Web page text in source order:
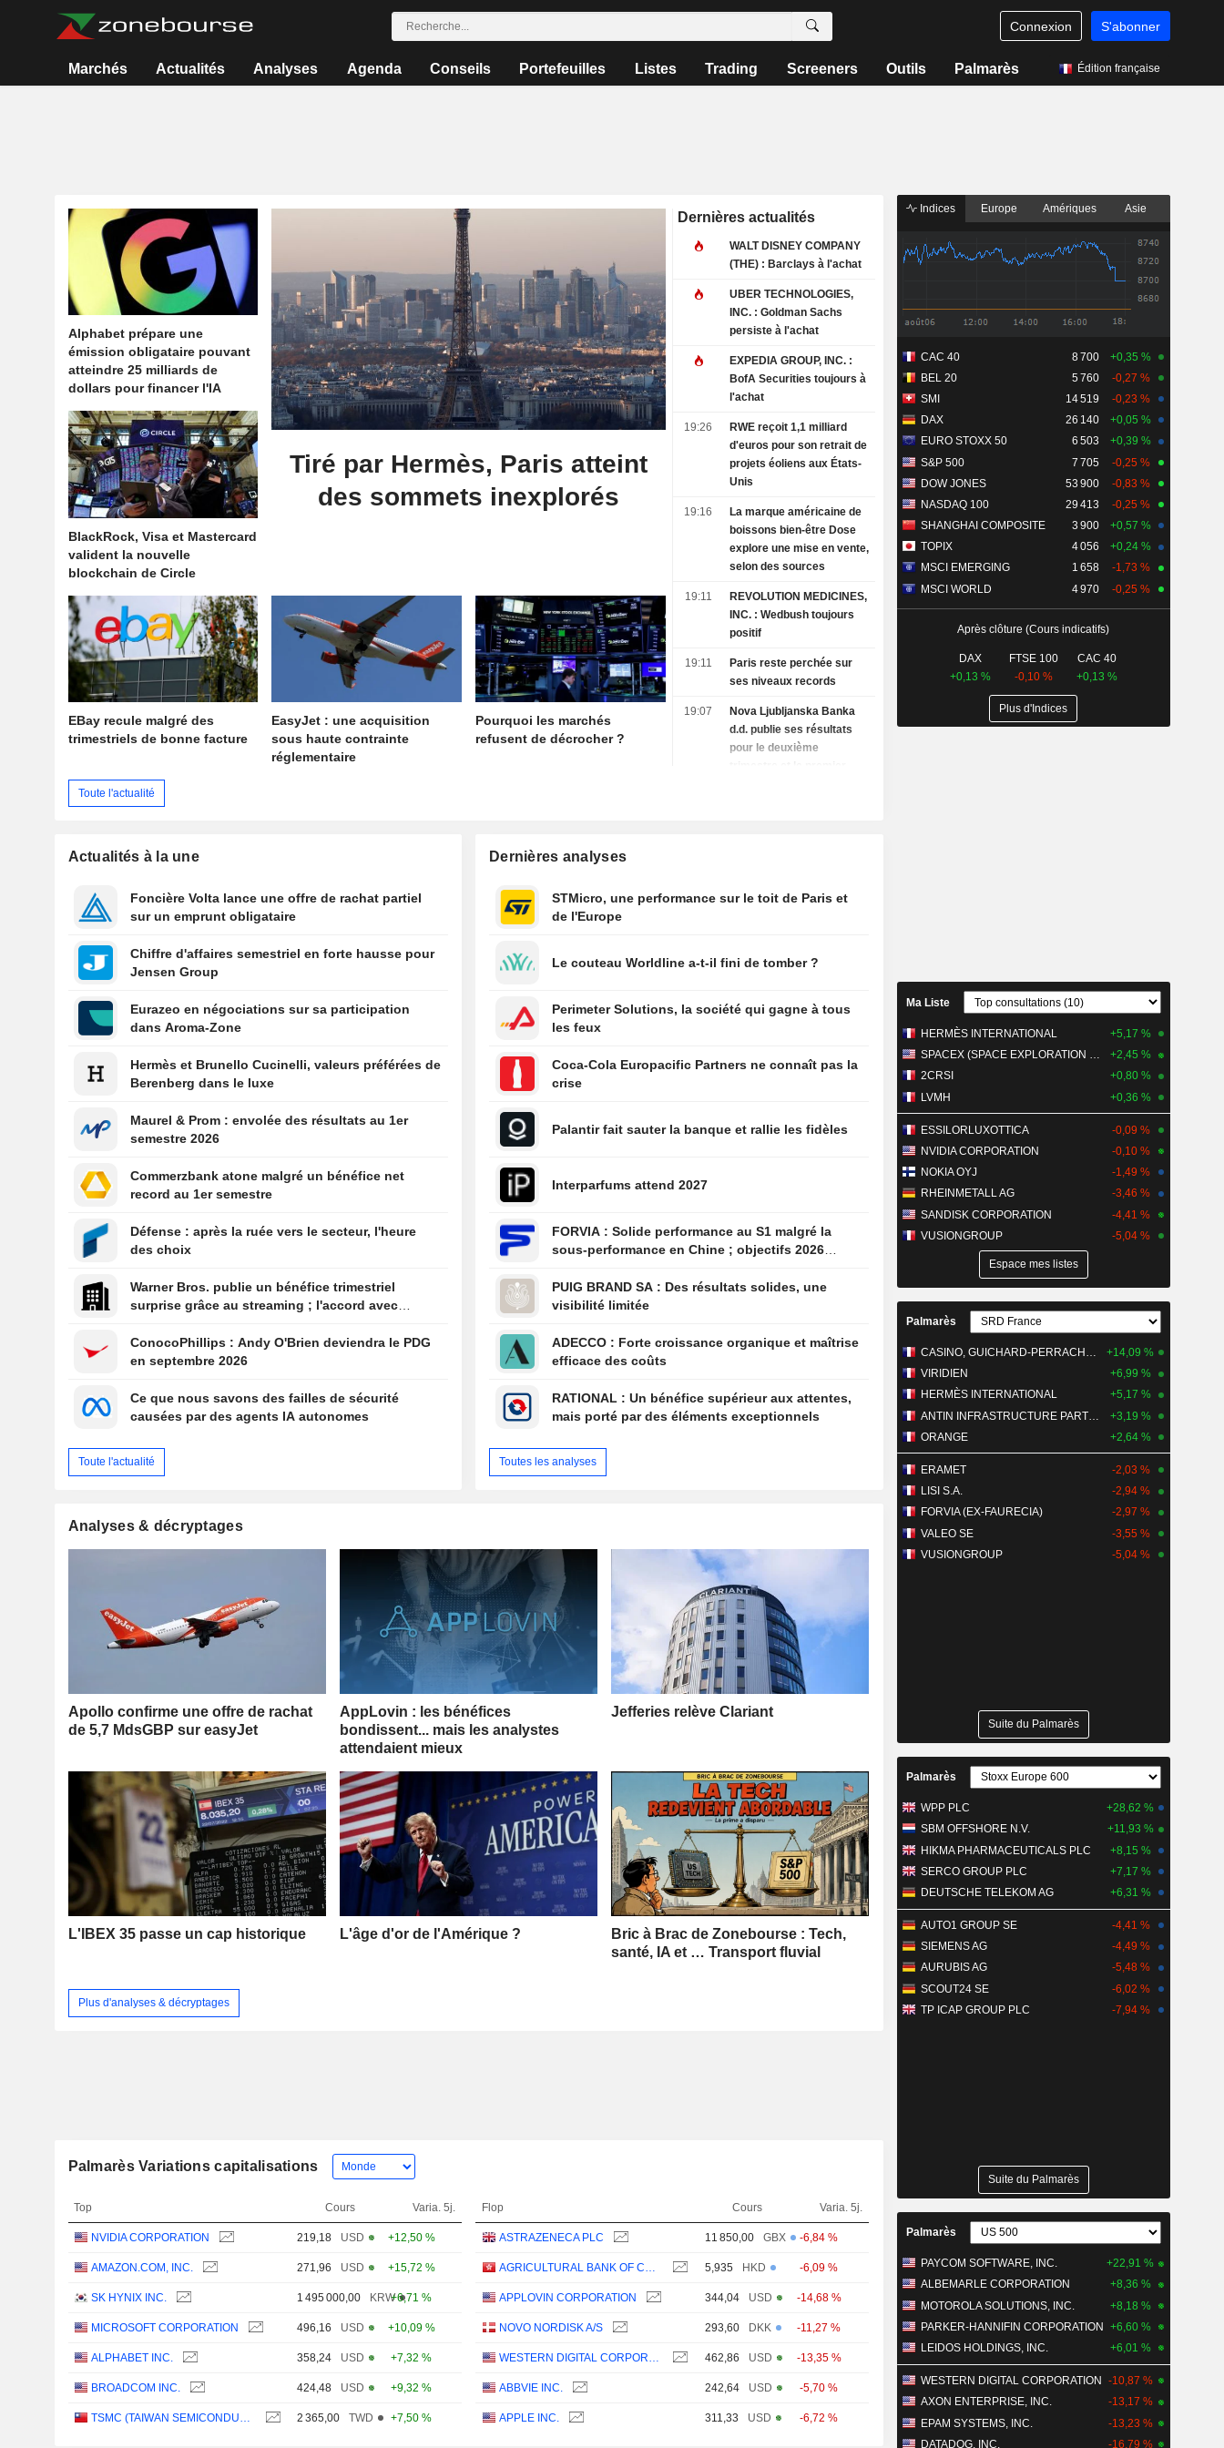
Connexion S'abonner
Marchés Actualités Analyses Agenda Conseils Portefeuilles Listes Trading Screeners Outils Palmarès Édition française
Alphabet prépare une
émission obligataire pouvant
atteindre 25 milliards de
dollars pour financer l'IA
BlackRock, Visa et Mastercard
valident la nouvelle
blockchain de Circle
Tiré par Hermès, Paris atteint
des sommets inexplorés
EBay recule malgré des
trimestriels de bonne facture
EasyJet : une acquisition
sous haute contrainte
réglementaire
Pourquoi les marchés
refusent de décrocher ?
Dernières actualités
WALT DISNEY COMPANY
(THE) : Barclays à l'achat
UBER TECHNOLOGIES,
INC. : Goldman Sachs
persiste à l'achat
EXPEDIA GROUP, INC. :
BofA Securities toujours à
l'achat
19:26
RWE reçoit 1,1 milliard
d'euros pour son retrait de
projets éoliens aux États-
Unis
19:16
La marque américaine de
boissons bien-être Dose
explore une mise en vente,
selon des sources
19:11
REVOLUTION MEDICINES,
INC. : Wedbush toujours
positif
19:11
Paris reste perchée sur
ses niveaux records
19:07
Nova Ljubljanska Banka
d.d. publie ses résultats
pour le deuxième
Toute l'actualité
Actualités à la une
Foncière Volta lance une offre de rachat partiel
sur un emprunt obligataire
Chiffre d'affaires semestriel en forte hausse pour
Jensen Group
Eurazeo en négociations sur sa participation
dans Aroma-Zone
Hermès et Brunello Cucinelli, valeurs préférées de
Berenberg dans le luxe
Maurel & Prom : envolée des résultats au 1er
semestre 2026
Commerzbank atone malgré un bénéfice net
record au 1er semestre
Défense : après la ruée vers le secteur, l'heure
des choix
Warner Bros. publie un bénéfice trimestriel
surprise grâce au streaming ; l'accord avec
ConocoPhillips : Andy O'Brien deviendra le PDG
en septembre 2026
Ce que nous savons des failles de sécurité
causées par des agents IA autonomes
Toute l'actualité
Dernières analyses
STMicro, une performance sur le toit de Paris et
de l'Europe
Le couteau Worldline a-t-il fini de tomber ?
Perimeter Solutions, la société qui gagne à tous
les feux
Coca-Cola Europacific Partners ne connaît pas la
crise
Palantir fait sauter la banque et rallie les fidèles
Interparfums attend 2027
FORVIA : Solide performance au S1 malgré la
sous-performance en Chine ; objectifs 2026
PUIG BRAND SA : Des résultats solides, une
visibilité limitée
ADECCO : Forte croissance organique et maîtrise
efficace des coûts
RATIONAL : Un bénéfice supérieur aux attentes,
mais porté par des éléments exceptionnels
Toutes les analyses
Analyses & décryptages
Apollo confirme une offre de rachat
de 5,7 MdsGBP sur easyJet
AppLovin : les bénéfices
bondissent... mais les analystes
attendaient mieux
Jefferies relève Clariant
L'IBEX 35 passe un cap historique L'âge d'or de l'Amérique ?
Bric à Brac de Zonebourse : Tech,
santé, IA et … Transport fluvial
Plus d'analyses & décryptages
Palmarès Variations capitalisations
Top Cours Varia. 5j.
NVIDIA CORPORATION 219,18 USD +12,50 %
AMAZON.COM, INC. 271,96 USD +15,72 %
SK HYNIX INC. 1 495 000,00 KRW+6,71 %
MICROSOFT CORPORATION 496,16 USD +10,09 %
ALPHABET INC. 358,24 USD +7,32 %
BROADCOM INC. 424,48 USD +9,32 %
2 365,00 TWD +7,50 %
Flop Cours Varia. 5j.
ASTRAZENECA PLC 11 850,00 GBX -6,84 %
5,935 HKD -6,09 %
APPLOVIN CORPORATION 344,04 USD -14,68 %
NOVO NORDISK A/S 293,60 DKK -11,27 %
462,86 USD -13,35 %
ABBVIE INC. 242,64 USD -5,70 %
APPLE INC. 311,33 USD -6,72 %
Indices Europe Amériques Asie
CAC 40 8 700
+0,35 %
BEL 20
5 760
-0,27 %
SMI
14 519
-0,23 %
DAX
26 140
+0,05 %
EURO STOXX 50
6 503
+0,39 %
S&P 500
7 705
-0,25 %
DOW JONES
53 900
-0,83 %
NASDAQ 100
29 413
-0,25 %
SHANGHAI COMPOSITE
3 900
+0,57 %
TOPIX
4 056
+0,24 %
MSCI EMERGING
1 658
-1,73 %
MSCI WORLD
4 970 -0,25 %
Après clôture (Cours indicatifs)
DAX
+0,13 %
FTSE 100
-0,10 %
CAC 40
+0,13 %
Plus d'Indices
Ma Liste
HERMÈS INTERNATIONAL
+5,17 %
SPACEX (SPACE EXPLORATION TECHNOLOGIES)
+2,45 %
2CRSI
+0,80 %
LVMH
+0,36 %
ESSILORLUXOTTICA
-0,09 %
NVIDIA CORPORATION
-0,10 %
NOKIA OYJ
-1,49 %
RHEINMETALL AG
-3,46 %
SANDISK CORPORATION
-4,41 %
VUSIONGROUP
-5,04 %
Espace mes listes
Palmarès
CASINO, GUICHARD-PERRACHON SA
+14,09 %
VIRIDIEN
+6,99 %
HERMÈS INTERNATIONAL
+5,17 %
ANTIN INFRASTRUCTURE PARTNERS
+3,19 %
ORANGE
+2,64 %
ERAMET
-2,03 %
LISI S.A.
-2,94 %
FORVIA (EX-FAURECIA)
-2,97 %
VALEO SE
-3,55 %
VUSIONGROUP
-5,04 %
Suite du Palmarès
Palmarès
WPP PLC
+28,62 %
SBM OFFSHORE N.V.
+11,93 %
HIKMA PHARMACEUTICALS PLC
+8,15 %
SERCO GROUP PLC
+7,17 %
DEUTSCHE TELEKOM AG
+6,31 %
AUTO1 GROUP SE
-4,41 %
SIEMENS AG
-4,49 %
AURUBIS AG
-5,48 %
SCOUT24 SE
-6,02 %
TP ICAP GROUP PLC
-7,94 %
Suite du Palmarès
Palmarès
PAYCOM SOFTWARE, INC.
+22,91 %
ALBEMARLE CORPORATION
+8,36 %
MOTOROLA SOLUTIONS, INC.
+8,18 %
PARKER-HANNIFIN CORPORATION +6,60 %
LEIDOS HOLDINGS, INC.
+6,01 %
WESTERN DIGITAL CORPORATION
-10,87 %
AXON ENTERPRISE, INC.
-13,17 %
EPAM SYSTEMS, INC.
-13,23 %
DATADOG, INC.
-16,79 %